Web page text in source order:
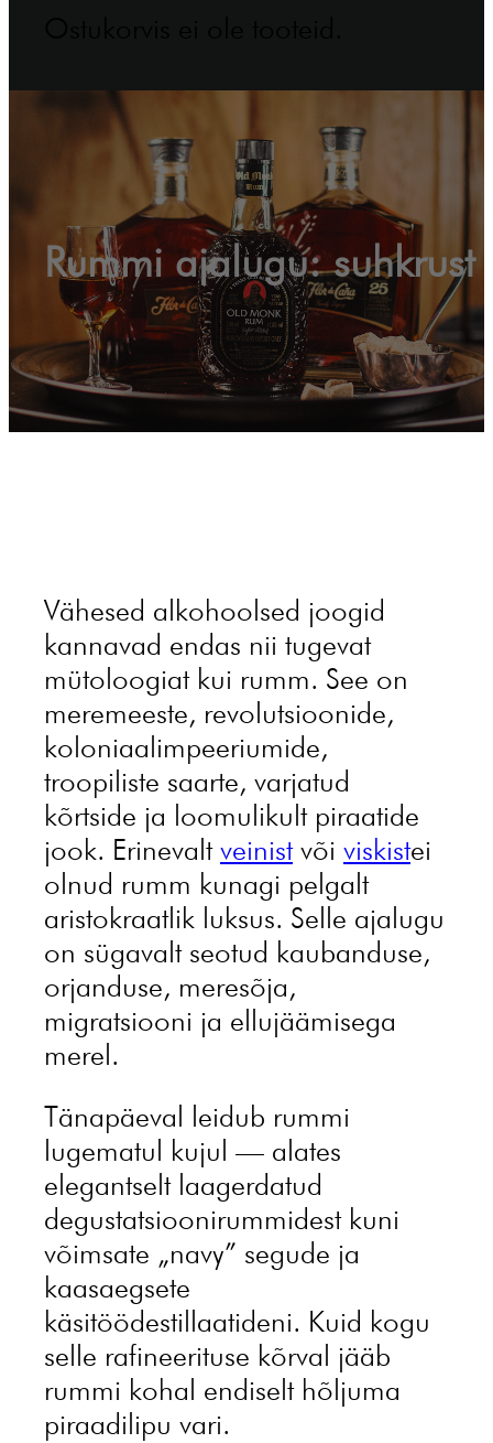
Rummi ajalugu:
Vähesed alkohoolsed joogid
kannavad endas nii tugevat
mütoloogiat kui rumm. See on
meremeeste, revolutsioonide,
koloniaalimpeeriumide,
troopiliste saarte, varjatud
kõrtside ja loomulikult piraatide
jook. Erinevaltveinistvõi viskistei
olnud rumm kunagi pelgalt
aristokraatlik luksus. Selle ajalugu
on sügavalt seotud kaubanduse,
orjanduse, meresõja,
migratsiooni ja ellujäämisega
merel.
Tänapäeval leidub rummi
lugematul kujul — alates
elegantselt laagerdatud
degustatsioonirummidest kuni
võimsate „navy” segude ja
kaasaegsete
käsitöödestillaatideni. Kuid kogu
selle rafineerituse kõrval jääb
rummi kohal endiselt hõljuma
piraadilipu vari.